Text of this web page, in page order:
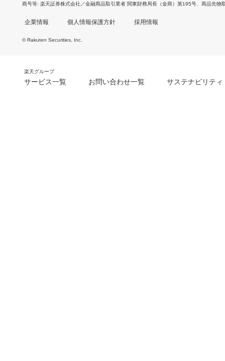
商号等 楽天証券株式会社／金融商品取引業者 関東財務局長（金商）第195号、商品先物
企業情報 個人情報保護方針 採用情報
© Rakuten Securities, Inc.
楽天グループ
サービス一覧 お問い合わせ一覧 サステナビリティ